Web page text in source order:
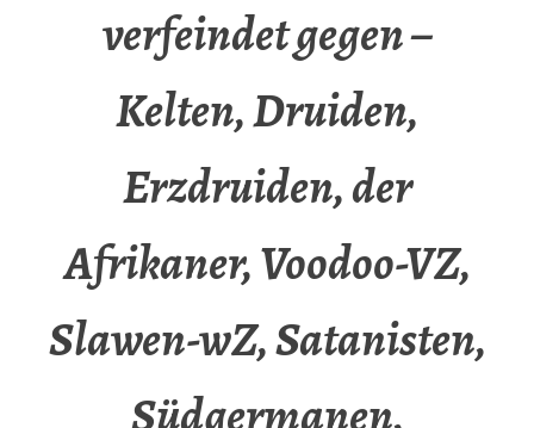
verfeindet gegen –
Kelten, Druiden,
Erzdruiden, der
Afrikaner, Voodoo-VZ,
Slawen-wZ, Satanisten,